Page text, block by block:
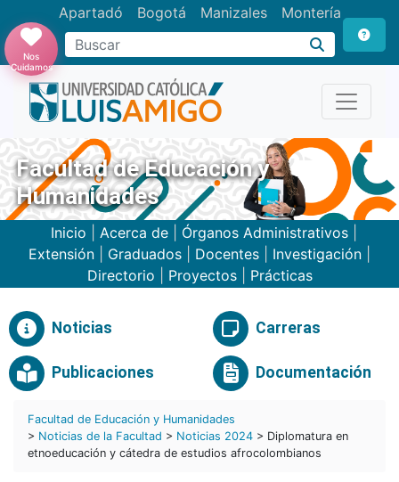
Apartadó Bogotá Manizales Montería
Buscar
Nos
Cuidamos
Facultad de Educación y
Humanidades
Inicio Acerca de Órganos Administrativos
Extensión
Graduados Docentes Investigación
Directorio
Proyectos| Prácticas
Noticias Carreras
Publicaciones Documentación
Facultad de Educación y Humanidades
> Noticias de la Facultad > Noticias 2024 > Diplomatura en
etnoeducación y cátedra de estudios afrocolombianos